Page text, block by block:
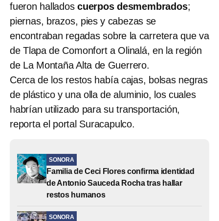
fueron halladoscuerpos desmembrados;
piernas, brazos, pies y cabezas se
encontraban regadas sobre la carretera que va
de Tlapa de Comonfort a Olinalá, en la región
de La Montaña Alta de Guerrero.
Cerca de los restos había cajas, bolsas negras
de plástico y una olla de aluminio, los cuales
habrían utilizado para su transportación,
reporta el portal Suracapulco.
SONORA
Familia de Ceci Flores confirma identidad
de Antonio Sauceda Rocha tras hallar
restos humanos
SONORA